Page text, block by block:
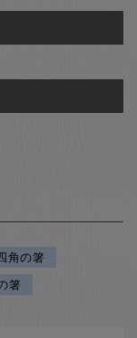
角の箸
箸